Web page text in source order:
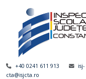
+40 0241 611 913
isj-
cta@isjcta.ro